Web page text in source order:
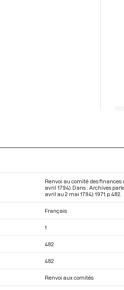
Renvoi au comité des finances
avril 1794). Dans : Archives
avril au 2 mai 1794) . 1971. p. 482.
Français
1
482
482
Renvoi aux comités